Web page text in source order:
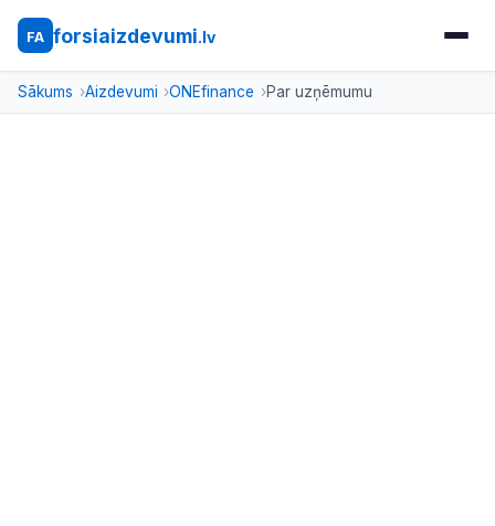
FA forsiaizdevumi.lv
Sākums Aizdevumi ONEfinance Par uzņēmumu